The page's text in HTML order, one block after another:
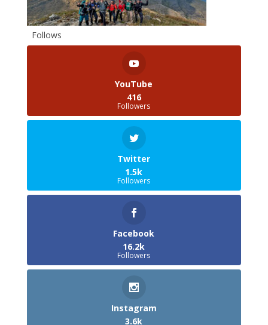
Follows
YouTube
416
Followers
Twitter
1.5k
Followers
Facebook
16.2k
Followers
Instagram
3.6k